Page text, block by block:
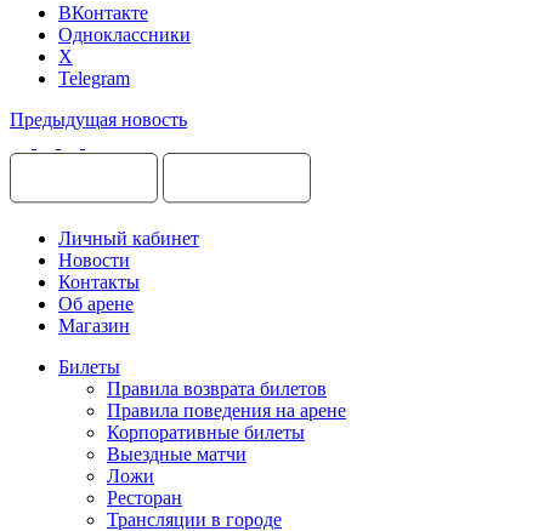
ВКонтакте
Одноклассники
X
Telegram
Предыдущая новость
Личный кабинет
Новости
Контакты
Об арене
Магазин
Билеты
Правила возврата билетов
Правила поведения на арене
Корпоративные билеты
Выездные матчи
Ложи
Ресторан
Трансляции в городе